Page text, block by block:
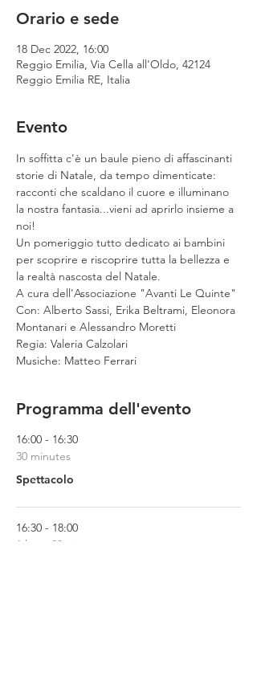
Orario e sede
18 Dec 2022, 16:00
Reggio Emilia, Via Cella all'Oldo, 42124
Reggio Emilia RE, Italia
Evento
In soffitta c'è un baule pieno di affascinanti
storie di Natale, da tempo dimenticate:
racconti che scaldano il cuore e illuminano
la nostra fantasia...vieni ad aprirlo insieme a
noi!
Un pomeriggio tutto dedicato ai bambini
per scoprire e riscoprire tutta la bellezza e
la realtà nascosta del Natale.
A cura dell'Associazione "Avanti Le Quinte"
Con: Alberto Sassi, Erika Beltrami, Eleonora
Montanari e Alessandro Moretti
Regia: Valeria Calzolari
Musiche: Matteo Ferrari
Programma dell'evento
16:00 - 16:30
30 minutes
Spettacolo
16:30 - 18:00
1 hour 30 minutes